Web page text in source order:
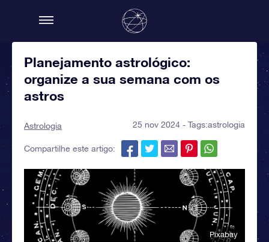
Planejamento astrológico:
organize a sua semana com os
astros
Astrologia 25 nov 2024 - Tags:astrologia
Compartilhe este artigo:
Pixabay